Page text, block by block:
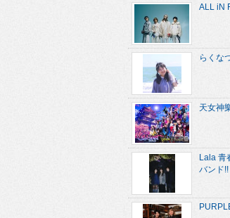
ALL iN
らくな
天女神
Lala 青
バンド!!